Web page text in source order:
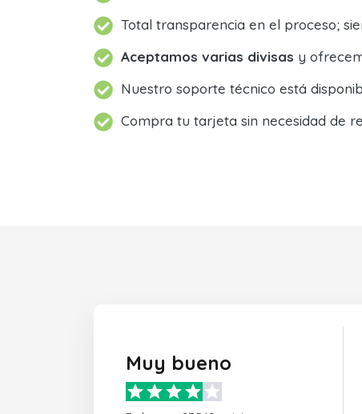
Total transparencia en el proceso;
Aceptamos varias divisas y
Nuestro soporte técnico está
Compra tu tarjeta sin necesidad de
Muy bueno